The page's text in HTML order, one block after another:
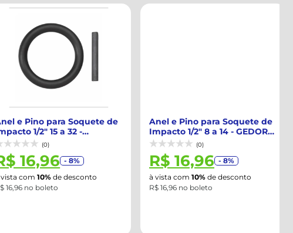
e Pino para Soquete de
1/2" 15 a 32 -
R...
(0)
16,96 - 8%
com10%de desconto
16,96 no boleto
Anel e Pino para Soquete de
Impacto 1/2" 8 a 14 - GEDORE-
R6...
(0)
R$ 16,96 - 8%
à vista com10%de desconto
R$ 16,96 no boleto